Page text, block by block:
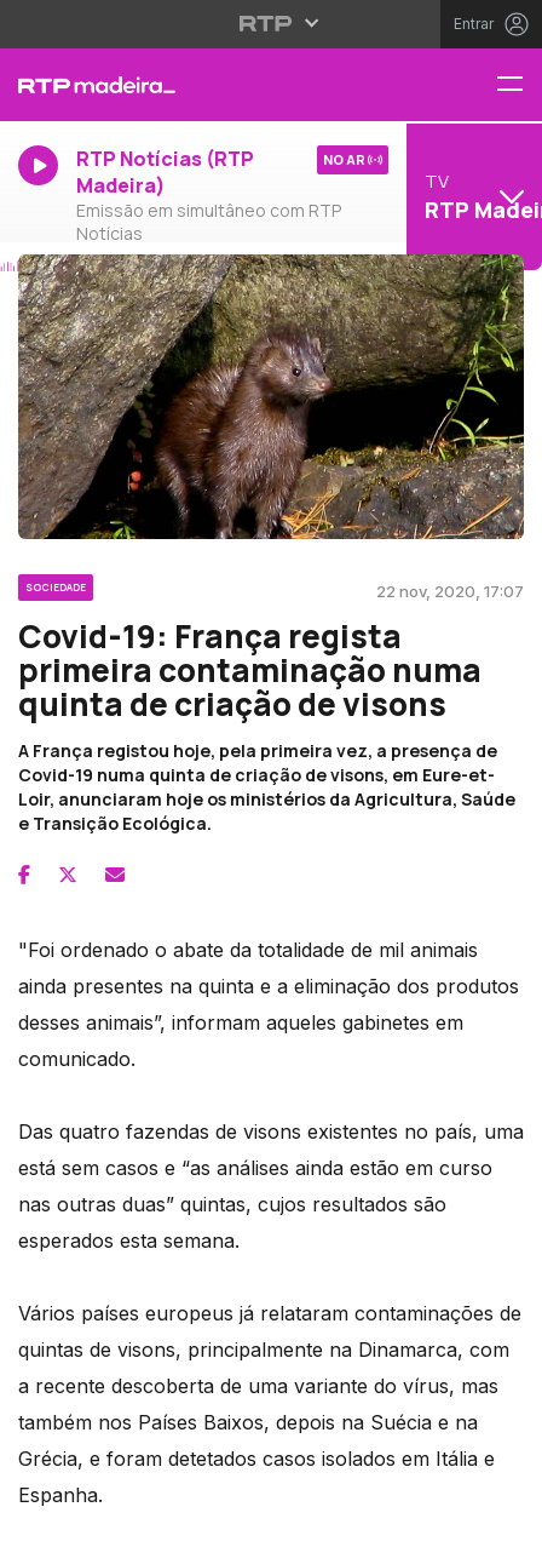
Entrar
RTP Notícias (RTP
Madeira)
Emissão em simultâneo com RTP
Notícias
NO AR
TV
RTP
SOCIEDADE 22 nov, 2020, 17:07
Covid-19: França regista
primeira contaminação numa
quinta de criação de visons
A França registou hoje, pela primeira vez, a presença de
Covid-19 numa quinta de criação de visons, em Eure-et-
Loir, anunciaram hoje os ministérios da Agricultura, Saúde
e Transição Ecológica.
"Foi ordenado o abate da totalidade de mil animais
ainda presentes na quinta e a eliminação dos produtos
desses animais”, informam aqueles gabinetes em
comunicado.
Das quatro fazendas de visons existentes no país, uma
está sem casos e “as análises ainda estão em curso
nas outras duas” quintas, cujos resultados são
esperados esta semana.
Vários países europeus já relataram contaminações de
quintas de visons, principalmente na Dinamarca, com
a recente descoberta de uma variante do vírus, mas
também nos Países Baixos, depois na Suécia e na
Grécia, e foram detetados casos isolados em Itália e
Espanha.